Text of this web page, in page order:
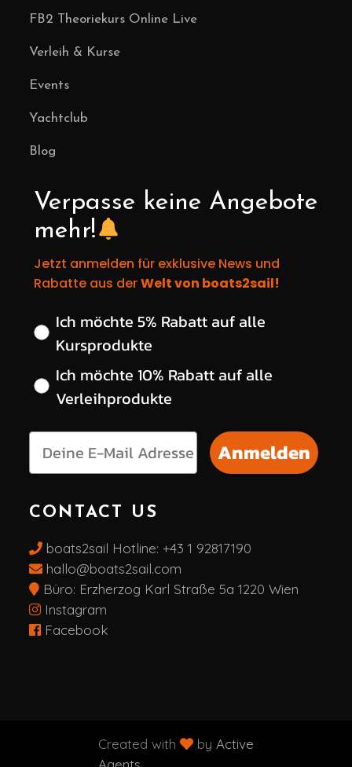
FB2 Theoriekurs Online Live
Verleih & Kurse
Events
Yachtclub
Blog
Verpasse keine Angebote
mehr!
Jetzt anmelden für exklusive News und
Rabatte aus derWelt von boats2sail!
Wähle deinen gewünschten Rabatt
Ich möchte 5% Rabatt auf alle
Kursprodukte
Ich möchte 10% Rabatt auf alle
Verleihprodukte
Anmelden
CONTACT US
boats2sail Hotline: +43 1 92817190
hallo@boats2sail.com
Büro: Erzherzog Karl Straße 5a 1220 Wien
Instagram
Facebook
Created with by Active